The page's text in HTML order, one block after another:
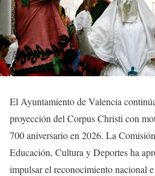
El Ayuntamiento de Valencia
proyección del Corpus Christi con
700 aniversario en 2026. La
Educación, Cultura y Deportes ha
impulsar el reconocimiento nacional